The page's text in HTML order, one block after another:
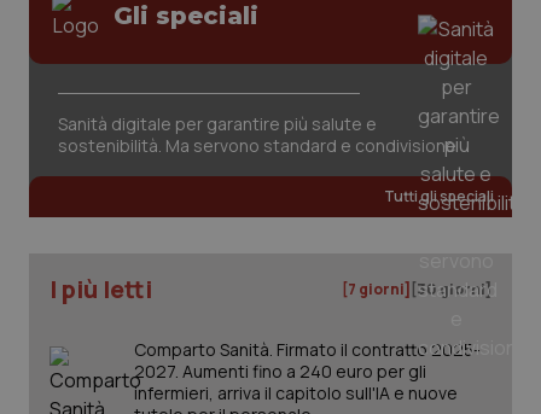
Gli speciali
Sanità digitale per garantire più salute e
sostenibilità. Ma servono standard e condivisione
Tutti gli speciali
I più letti [7 giorni] [30 giorni]
Comparto Sanità. Firmato il contratto 2025-
2027. Aumenti fino a 240 euro per gli
infermieri, arriva il capitolo sull'IA e nuove
CookieScriptConsent
www.quotidianosanita.it
tracking-enable